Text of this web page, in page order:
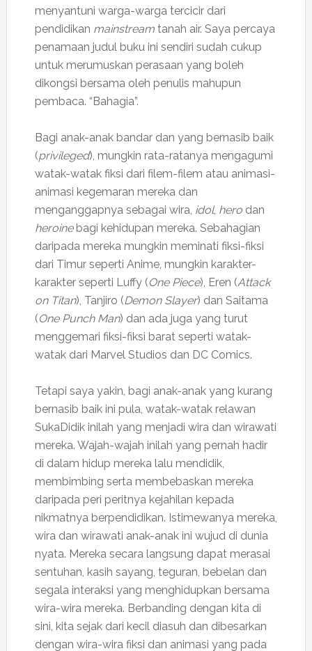
menyantuni warga-warga tercicir dari
pendidikan mainstreamtanah air. Saya percaya
penamaan judul buku ini sendiri sudah cukup
untuk merumuskan perasaan yang boleh
dikongsi bersama oleh penulis mahupun
pembaca. “Bahagia”.
Bagi anak-anak bandar dan yang bernasib baik
(privileged), mungkin rata-ratanya mengagumi
watak-watak fiksi dari filem-filem atau animasi-
animasi kegemaran mereka dan
menganggapnya sebagai wira, idol, herodan
heroinebagi kehidupan mereka. Sebahagian
daripada mereka mungkin meminati fiksi-fiksi
dari Timur seperti Anime, mungkin karakter-
karakter seperti Luffy (One Piece), Eren (Attack
on Titan), Tanjiro (Demon Slayer) dan Saitama
(One Punch Man) dan ada juga yang turut
menggemari fiksi-fiksi barat seperti watak-
watak dari Marvel Studios dan DC Comics.
Tetapi saya yakin, bagi anak-anak yang kurang
bernasib baik ini pula, watak-watak relawan
SukaDidik inilah yang menjadi wira dan wirawati
mereka. Wajah-wajah inilah yang pernah hadir
di dalam hidup mereka lalu mendidik,
membimbing serta membebaskan mereka
daripada peri peritnya kejahilan kepada
nikmatnya berpendidikan. Istimewanya mereka,
wira dan wirawati anak-anak ini wujud di dunia
nyata. Mereka secara langsung dapat merasai
sentuhan, kasih sayang, teguran, bebelan dan
segala interaksi yang menghidupkan bersama
wira-wira mereka. Berbanding dengan kita di
sini, kita sejak dari kecil diasuh dan dibesarkan
dengan wira-wira fiksi dan animasi yang pada